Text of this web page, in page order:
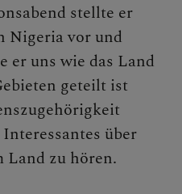
stellte er
Nigeria vor und
er uns wie das Land
geteilt ist
über
Land zu hören.